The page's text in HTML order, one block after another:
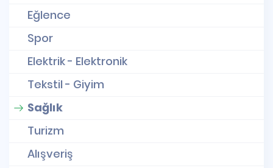
Eğlence
Spor
Elektrik - Elektronik
Tekstil - Giyim
Sağlık
Turizm
Alışveriş